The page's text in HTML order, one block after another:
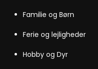
Familie og Børn
Ferie og lejligheder
Hobby og Dyr